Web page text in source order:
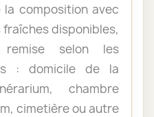
composition avec
disponibles,
selon les
: domicile de la
chambre
cimetière ou autre